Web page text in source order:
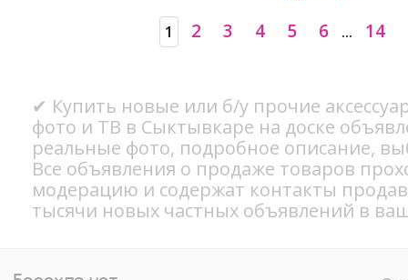
1 2 3 4 5 6 ... 14
✔ Купить новые или б/у прочие
фото и ТВ в Сыктывкаре на доске
реальные фото, подробное описание,
Все объявления о продаже товаров
модерацию и содержат контакты
тысячи новых частных объявлений в